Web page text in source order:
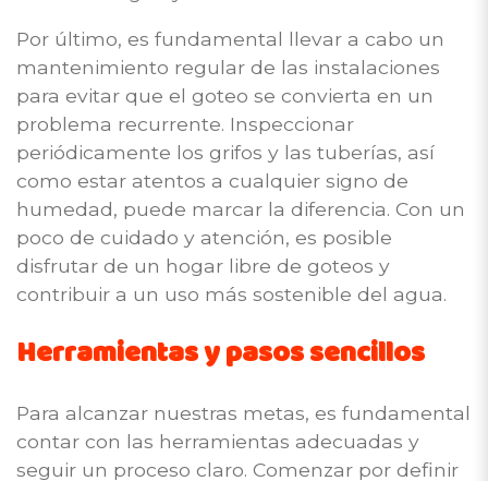
Por último, es fundamental llevar a cabo un
mantenimiento regular de las instalaciones
para evitar que el goteo se convierta en un
problema recurrente. Inspeccionar
periódicamente los grifos y las tuberías, así
como estar atentos a cualquier signo de
humedad, puede marcar la diferencia. Con un
poco de cuidado y atención, es posible
disfrutar de un hogar libre de goteos y
contribuir a un uso más sostenible del agua.
Herramientas y pasos sencillos
Para alcanzar nuestras metas, es fundamental
contar con las herramientas adecuadas y
seguir un proceso claro. Comenzar por definir